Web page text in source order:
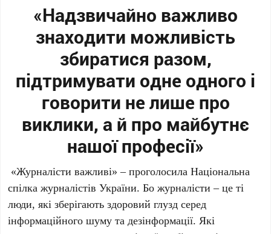
«Надзвичайно важливо
знаходити можливість
збиратися разом,
підтримувати одне одного і
говорити не лише про
виклики, а й про майбутнє
нашої професії»
«Журналісти важливі» – проголосила Національна
спілка журналістів України. Бо журналісти – це ті
люди, які зберігають здоровий глузд серед
інформаційного шуму та дезінформації. Які